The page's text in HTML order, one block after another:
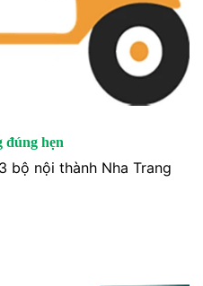
đúng hẹn
bộ nội thành Nha Trang